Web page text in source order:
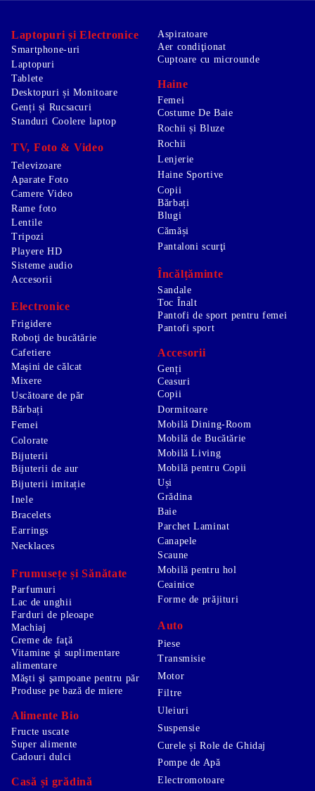
Laptopuri și Electronice
Smartphone-uri
Laptopuri
Tablete
Desktopuri și Monitoare
Genți și Rucsacuri
Standuri Coolere laptop
TV, Foto & Video
Televizoare
Aparate Foto
Camere Video
Rame foto
Lentile
Tripozi
Playere HD
Sisteme audio
Accesorii
Electronice
Frigidere
Roboţi de bucătărie
Cafetiere
Maşini de călcat
Mixere
Uscătoare de păr
Aspiratoare
Aer condiţionat
Cuptoare cu microunde
Haine
Femei
Costume De Baie
Rochii și Bluze
Rochii
Lenjerie
Haine Sportive
Copii
Bărbați
Blugi
Cămăși
Pantaloni scurţi
Încălțăminte
Sandale
Toc Înalt
Pantofi de sport pentru femei
Pantofi sport
Accesorii
Genți
Ceasuri
Copii
Bărbați
Femei
Colorate
Bijuterii
Bijuterii de aur
Bijuterii imitație
Inele
Bracelets
Earrings
Necklaces
Frumusețe și Sănătate
Parfumuri
Lac de unghii
Farduri de pleoape
Machiaj
Creme de faţă
Vitamine şi suplimentare
alimentare
Măşti şi şampoane pentru păr
Produse pe bază de miere
Alimente Bio
Fructe uscate
Super alimente
Cadouri dulci
Casă și grădină
Dormitoare
Mobilă Dining-Room
Mobilă de Bucătărie
Mobilă Living
Mobilă pentru Copii
Uși
Grădina
Baie
Parchet Laminat
Canapele
Scaune
Mobilă pentru hol
Ceainice
Forme de prăjituri
Auto
Piese
Transmisie
Motor
Filtre
Uleiuri
Suspensie
Curele și Role de Ghidaj
Pompe de Apă
Electromotoare